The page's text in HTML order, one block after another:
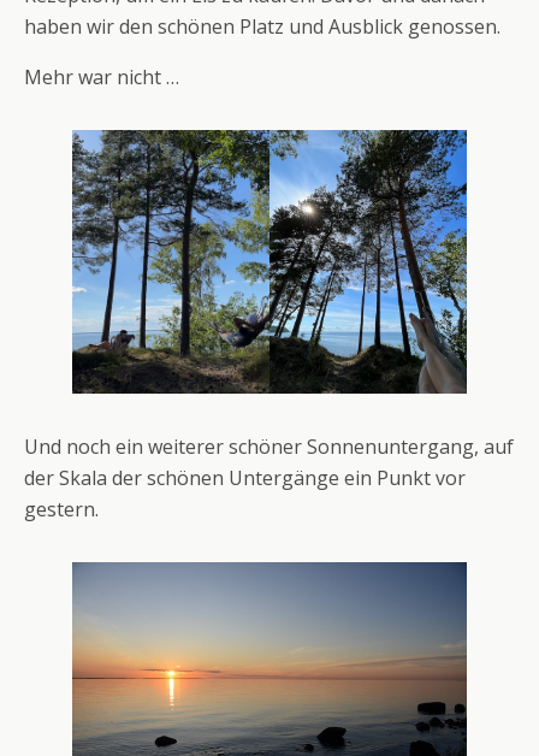
haben wir den schönen Platz und Ausblick genossen.
Mehr war nicht …
Und noch ein weiterer schöner Sonnenuntergang, auf
der Skala der schönen Untergänge ein Punkt vor
gestern.